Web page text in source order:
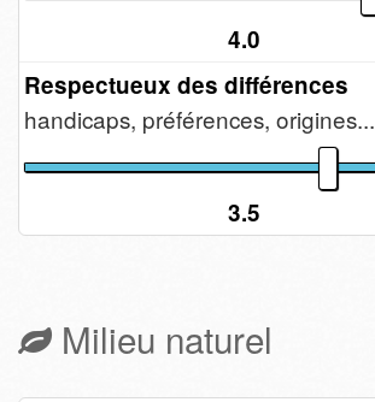
4.0
Respectueux des différences
handicaps, préférences, origines...
3.5
Milieu naturel